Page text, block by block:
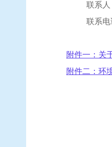
联系人
联系电
附件一： 关
附件二： 环